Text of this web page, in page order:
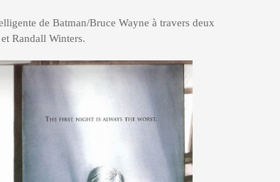
de Batman/Bruce Wayne à travers deux
Randall Winters.